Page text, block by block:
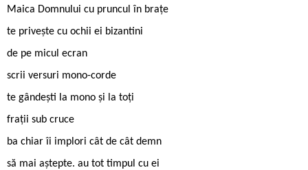
Maica Domnului cu pruncul în brațe
te privește cu ochii ei bizantini
de pe micul ecran
scrii versuri mono-corde
te gândești la mono și la toți
frații sub cruce
ba chiar îi implori cât de cât demn
să mai aștepte. au tot timpul cu ei